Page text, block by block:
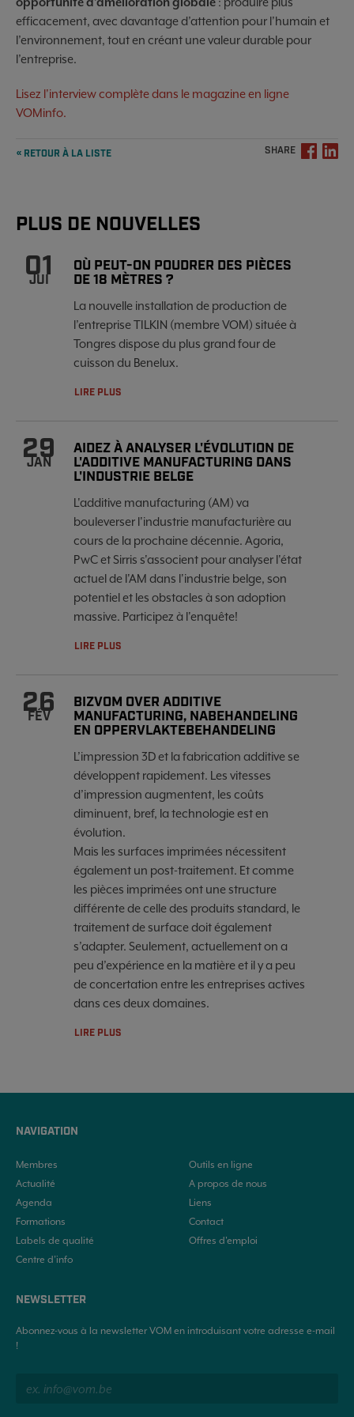
efficacement, avec davantage d’attention pour l’humain et
l’environnement, tout en créant une valeur durable pour
l’entreprise.
Lisez l'interview complète dans le magazine en ligne
VOMinfo.
« RETOUR À LA LISTE SHARE
PLUS DE NOUVELLES
01
JUI
OÙ PEUT-ON POUDRER DES PIÈCES
DE 18 MÈTRES ?
La nouvelle installation de production de
l’entreprise TILKIN (membre VOM) située à
Tongres dispose du plus grand four de
cuisson du Benelux.
LIRE PLUS
29
JAN
AIDEZ À ANALYSER L'ÉVOLUTION DE
L'ADDITIVE MANUFACTURING DANS
L'INDUSTRIE BELGE
L'additive manufacturing (AM) va
bouleverser l'industrie manufacturière au
cours de la prochaine décennie. Agoria,
PwC et Sirris s'associent pour analyser l'état
actuel de l'AM dans l'industrie belge, son
potentiel et les obstacles à son adoption
massive. Participez à l'enquête!
LIRE PLUS
26
FÉV
BIZVOM OVER ADDITIVE
MANUFACTURING, NABEHANDELING
EN OPPERVLAKTEBEHANDELING
L’impression 3D et la fabrication additive se
développent rapidement. Les vitesses
d’impression augmentent, les coûts
diminuent, bref, la technologie est en
évolution.
Mais les surfaces imprimées nécessitent
également un post-traitement. Et comme
les pièces imprimées ont une structure
différente de celle des produits standard, le
traitement de surface doit également
s’adapter. Seulement, actuellement on a
peu d’expérience en la matière et il y a peu
de concertation entre les entreprises actives
dans ces deux domaines.
LIRE PLUS
NAVIGATION
Membres
Actualité
Agenda
Formations
Labels de qualité
Centre d’info
Outils en ligne
A propos de nous
Liens
Contact
Offres d'emploi
NEWSLETTER
Abonnez-vous à la newsletter VOM en introduisant votre adresse e-mail
!